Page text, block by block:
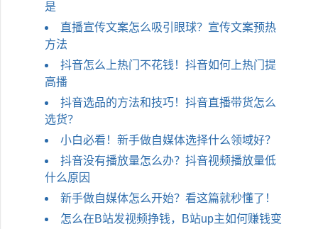
是
直播宣传文案怎么吸引眼球？宣传文案预热
方法
抖音怎么上热门不花钱！抖音如何上热门提
高播
抖音选品的方法和技巧！抖音直播带货怎么
选货？
小白必看！新手做自媒体选择什么领域好？
抖音没有播放量怎么办？抖音视频播放量低
什么原因
新手做自媒体怎么开始？看这篇就秒懂了！
怎么在B站发视频挣钱，B站up主如何赚钱变